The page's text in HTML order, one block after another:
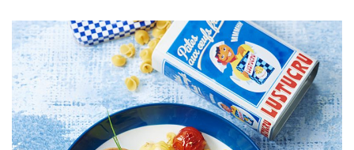
DIFFICULTÉ